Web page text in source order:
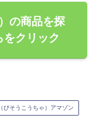
の商品を探
をクリック
びそうこうちゃ）アマゾン